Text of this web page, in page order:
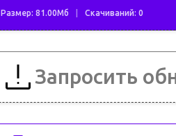
Размер: 81.00Мб Скачиваний: 0
Запросить